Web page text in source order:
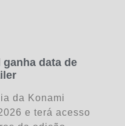
ganha data de
da Konami
e terá acesso